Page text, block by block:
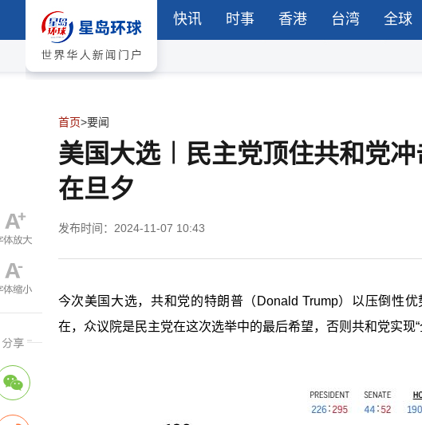
快讯 时事 香港 台湾 全球
首页>要闻
美国大选︱民主党顶住共和党
在旦夕
发布时间：2024-11-07 10:43
今次美国大选，共和党的特朗普（Donald Trump）以压倒性
在，众议院是民主党在这次选举中的最后希望，否则共和党实现“